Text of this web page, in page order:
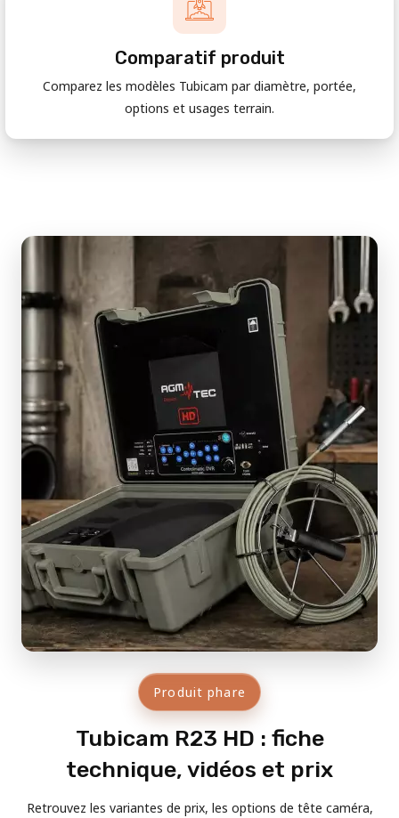
Comparatif produit
Comparez les modèles Tubicam par diamètre, portée,
options et usages terrain.
Produit phare
Tubicam R23 HD : fiche
technique, vidéos et prix
Retrouvez les variantes de prix, les options de tête caméra,